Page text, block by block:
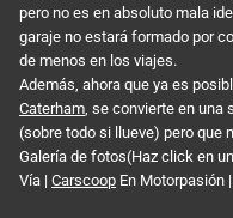
pero no es en absoluto mala
garaje no estará formado por
de menos en los viajes.
Además, ahora que ya es
Caterham, se convierte en una
(sobre todo si llueve) pero que
Galería de fotos(Haz click en
Vía | Carscoop En Motorpasión |